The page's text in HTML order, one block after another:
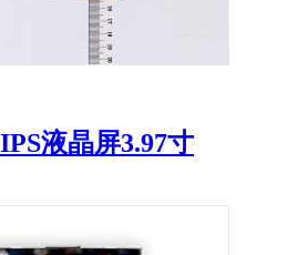
液晶屏3.97寸